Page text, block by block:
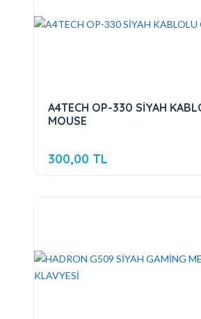
A4TECH OP-330 SİYAH
MOUSE
300,00 TL